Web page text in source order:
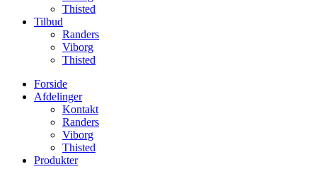
Thisted
Tilbud
Randers
Viborg
Thisted
Forside
Afdelinger
Kontakt
Randers
Viborg
Thisted
Produkter